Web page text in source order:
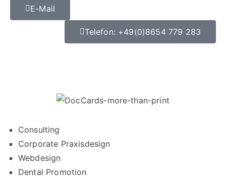
E-Mail
Telefon: +49(0)8654 779 283
Consulting
Corporate Praxisdesign
Webdesign
Dental Promotion